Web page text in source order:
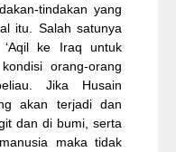
tindakan yang
itu. Salah satunya
ke Iraq untuk
orang-orang
Jika Husain
akan terjadi dan
dan di bumi, serta
maka tidak